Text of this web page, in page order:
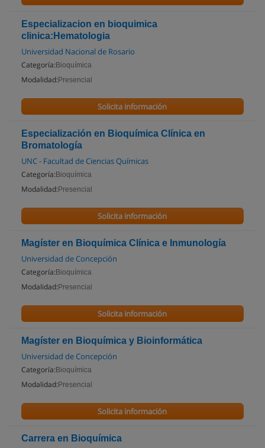
Especializacion en bioquimica
clinica:Hematologia
Universidad Nacional de Rosario
Categoría: Bioquímica
Modalidad: Presencial
Solicita información
Especialización en Bioquímica Clínica en
Bromatología
UNC - Facultad de Ciencias Químicas
Categoría: Bioquímica
Modalidad: Presencial
Solicita información
Magíster en Bioquímica Clínica e Inmunología
Universidad de Concepción
Categoría: Bioquímica
Modalidad: Presencial
Solicita información
Magíster en Bioquímica y Bioinformática
Universidad de Concepción
Categoría: Bioquímica
Modalidad: Presencial
Solicita información
Carrera en Bioquímica